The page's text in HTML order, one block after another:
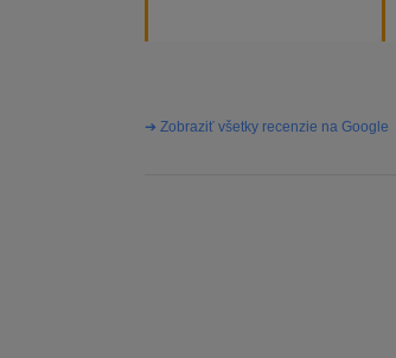
➔ Zobraziť všetky recenzie na Google